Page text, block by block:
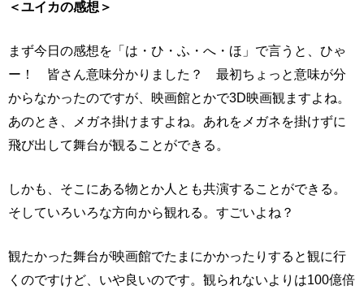
＜ユイカの感想＞
まず今日の感想を「は・ひ・ふ・へ・ほ」で言うと、ひゃ
ー！ 皆さん意味分かりました？ 最初ちょっと意味が分
からなかったのですが、映画館とかで3D映画観ますよね。
あのとき、メガネ掛けますよね。あれをメガネを掛けずに
飛び出して舞台が観ることができる。
しかも、そこにある物とか人とも共演することができる。
そしていろいろな方向から観れる。すごいよね？
観たかった舞台が映画館でたまにかかったりすると観に行
くのですけど、いや良いのです。観られないよりは100億倍